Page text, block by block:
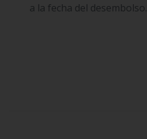
a la fecha del desembolso.